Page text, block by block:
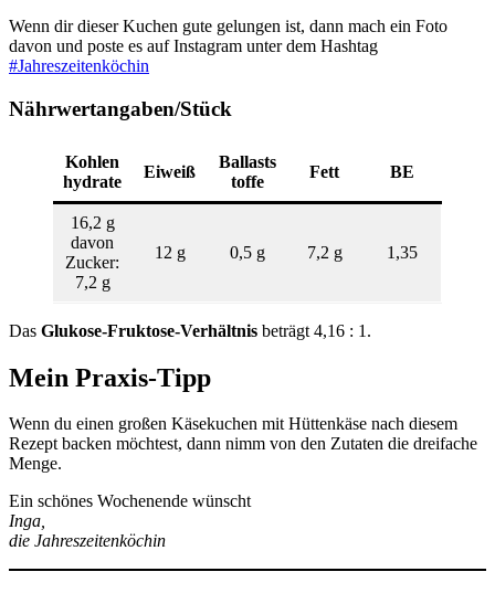
Wenn dir dieser Kuchen gute gelungen ist, dann mach ein Foto
davon und poste es auf Instagram unter dem Hashtag
#Jahreszeitenköchin
Nährwertangaben/Stück
Kohlen
hydrate
Eiweiß
Ballasts
toffe
Fett BE
16,2 g
davon
Zucker:
7,2 g
12 g 0,5 g 7,2 g 1,35
Das Glukose-Fruktose-Verhältnis beträgt 4,16 : 1.
Mein Praxis-Tipp
Wenn du einen großen Käsekuchen mit Hüttenkäse nach diesem
Rezept backen möchtest, dann nimm von den Zutaten die dreifache
Menge.
Ein schönes Wochenende wünscht
Inga,
die Jahreszeitenköchin